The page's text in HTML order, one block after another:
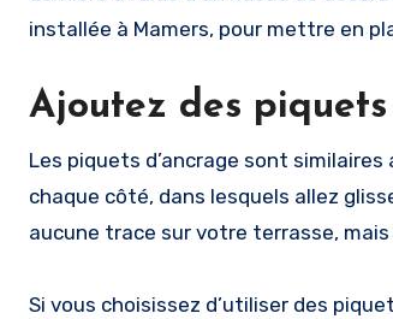
installée à Mamers, pour mettre en
Ajoutez des
Les piquets d’ancrage sont
chaque côté, dans lesquels allez
aucune trace sur votre terrasse,
Si vous choisissez d’utiliser des